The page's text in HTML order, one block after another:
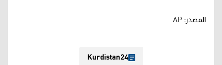
المصدر: AP
Kurdistan24